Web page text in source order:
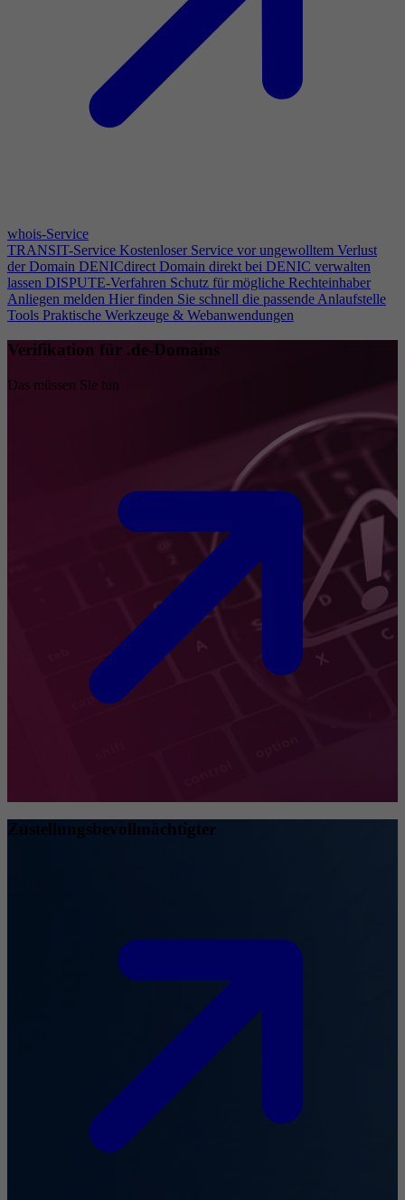
whois-Service
TRANSIT-Service Kostenloser Service vor ungewolltem Verlust
der Domain DENICdirect Domain direkt bei DENIC verwalten
lassen DISPUTE-Verfahren Schutz für mögliche Rechteinhaber
Anliegen melden Hier finden Sie schnell die passende Anlaufstelle
Tools Praktische Werkzeuge & Webanwendungen
Verifikation für .de-Domains
Das müssen Sie tun
Zustellungsbevollmächtigter